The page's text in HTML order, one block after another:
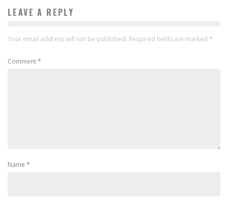
LEAVE A REPLY
Your email address will not be published. Required fields are marked *
Comment*
Name *